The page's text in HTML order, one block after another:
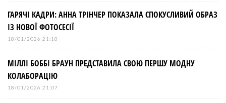
ГАРЯЧІ КАДРИ: АННА ТРІНЧЕР ПОКАЗАЛА СПОКУСЛИВИЙ ОБРАЗ
ІЗ НОВОЇ ФОТОСЕСІЇ
18/01/2026 21:18
МІЛЛІ БОББІ БРАУН ПРЕДСТАВИЛА СВОЮ ПЕРШУ МОДНУ
КОЛАБОРАЦІЮ
18/01/2026 21:07